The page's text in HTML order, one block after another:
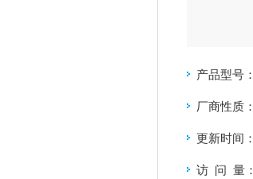
产品型号：
厂商性质：
更新时间：
访 问 量：